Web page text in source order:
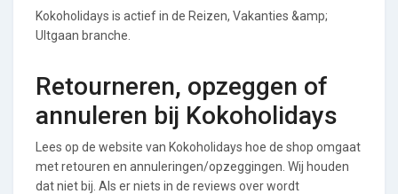
Kokoholidays is actief in de Reizen, Vakanties &amp;
UItgaan branche.
Retourneren, opzeggen of
annuleren bij Kokoholidays
Lees op de website van Kokoholidays hoe de shop omgaat
met retouren en annuleringen/opzeggingen. Wij houden
dat niet bij. Als er niets in de reviews over wordt